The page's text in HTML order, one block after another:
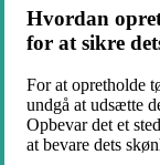
Hvordan
for at sikre
For at opretholde
undgå at udsætte
Opbevar det et
at bevare dets